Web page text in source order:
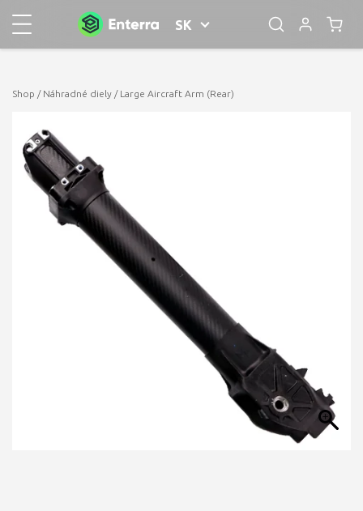
SK
Shop / Náhradné diely / Large Aircraft Arm (Rear)